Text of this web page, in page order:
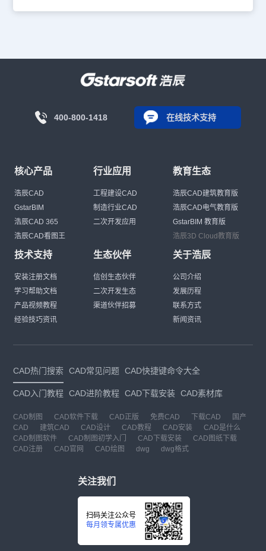
400-800-1418 在线技术支持
核心产品
浩辰CAD
GstarBIM
浩辰CAD 365
浩辰CAD看图王
行业应用
工程建设CAD
制造行业CAD
二次开发应用
教育生态
浩辰CAD建筑教育版
浩辰CAD电气教育版
GstarBIM 教育版
浩辰3D Cloud教育版
技术支持
安装注册文档
学习帮助文档
产品视频教程
经验技巧资讯
生态伙伴
信创生态伙伴
二次开发生态
渠道伙伴招募
关于浩辰
公司介绍
发展历程
联系方式
新闻资讯
CAD热门搜索 CAD常见问题 CAD快捷键命令大全
CAD入门教程 CAD进阶教程 CAD下载安装 CAD素材库
CAD制图 CAD软件下载 CAD正版 免费CAD 下载CAD
国产
CAD
建筑CAD CAD设计 CAD教程 CAD安装
CAD是什么
CAD制图软件
CAD制图初学入门 CAD下载安装
CAD图纸下载
CAD注册
CAD官网 CAD绘图 dwg dwg格式
关注我们
扫码关注公众号
每月领专属优惠